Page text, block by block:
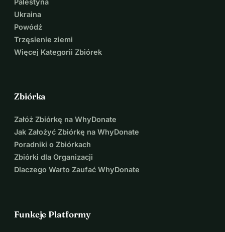
Ukraina
Powódź
Trzęsienie ziemi
Więcej Kategorii Zbiórek
Zbiórka
Załóż Zbiórkę na WhyDonate
Jak Założyć Zbiórkę na WhyDonate
Poradniki o Zbiórkach
Zbiórki dla Organizacji
Dlaczego Warto Zaufać WhyDonate
Funkcje Platformy